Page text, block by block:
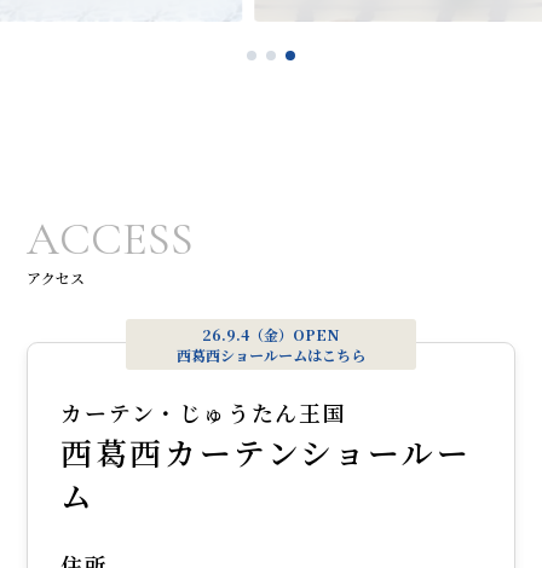
ACCESS
アクセス
26.9.4（金）OPEN
西葛西ショールームはこちら
カーテン・じゅうたん王国
西葛西カーテンショールー
ム